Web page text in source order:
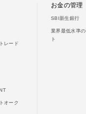
レード
オーク
お金の管理
SBI新生銀行
業界最低水準
ト